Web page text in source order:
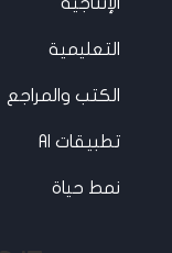
التعليمية
الكتب والمراجع
تطبيقات AI
نمط حياة